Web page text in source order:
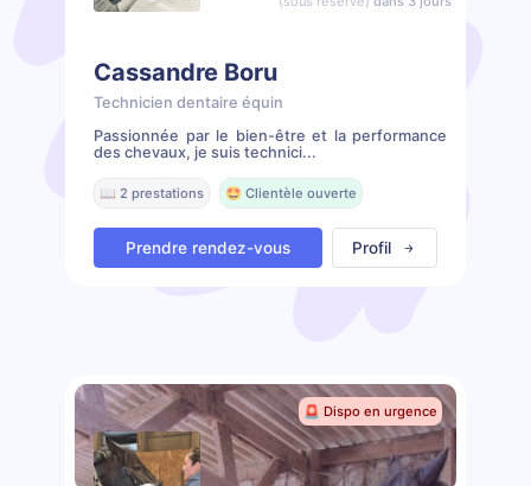
Cassandre Boru
Technicien dentaire équin
Passionnée par le bien-être et la performance
des chevaux, je suis technici...
📖 2 prestations 🤩 Clientèle ouverte
Prendre rendez-vous Profil
🚨 Dispo en urgence